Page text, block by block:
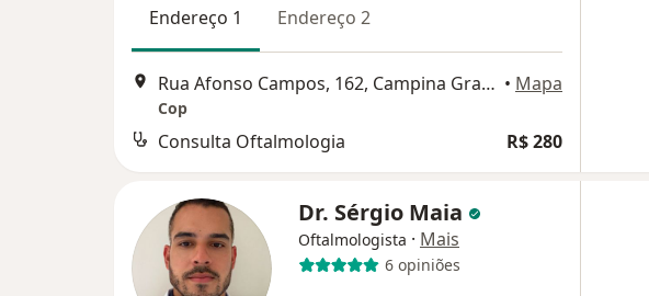
Endereço 1 Endereço 2
Rua Afonso Campos, 162, Campina Grande • Mapa
Cop
Consulta Oftalmologia R$ 280
Dr. Sérgio Maia
Oftalmologista · Mais
6 opiniões